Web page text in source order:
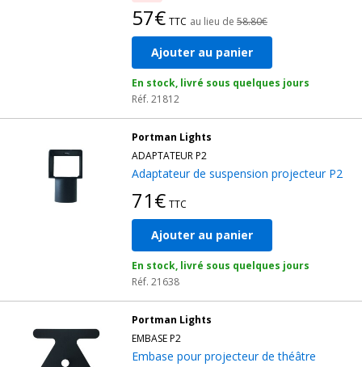
57€ TTC au lieu de 58.80€
Ajouter au panier
En stock, livré sous quelques jours
Réf. 21812
Portman Lights
ADAPTATEUR P2
Adaptateur de suspension projecteur P2
71€ TTC
Ajouter au panier
En stock, livré sous quelques jours
Réf. 21638
Portman Lights
EMBASE P2
Embase pour projecteur de théâtre